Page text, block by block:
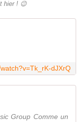
hier ! 😉
dJXrQ
Group Comme un